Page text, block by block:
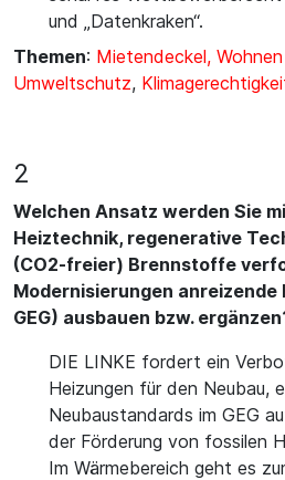
und „Datenkraken“.
Themen: Mietendeckel,
Umweltschutz,
2
Welchen Ansatz werden Sie
Heiztechnik, regenerative
(CO2-freier) Brennstoffe
Modernisierungen anreizende
GEG) ausbauen bzw.
DIE LINKE fordert ein
Heizungen für den Neubau,
Neubaustandards im GEG
der Förderung von fossilen
Im Wärmebereich geht es